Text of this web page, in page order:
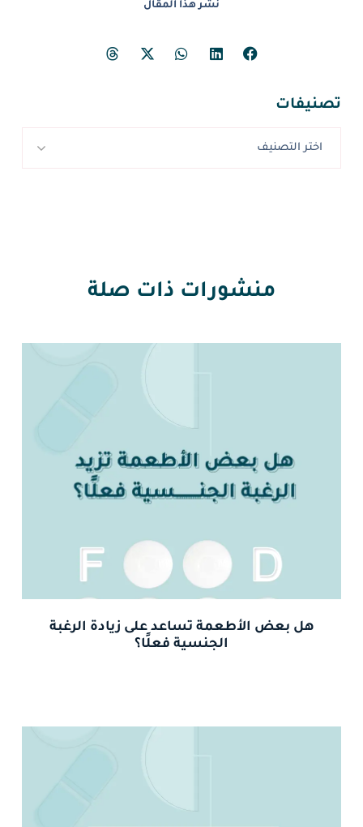
نشر هذا المقال
تصنيفات
اختر التصنيف
منشورات ذات صلة
هل بعض الأطعمة تساعد على زيادة الرغبة
الجنسية فعلًا؟